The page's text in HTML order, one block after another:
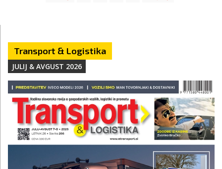
Transport & Logistika
JULIJ & AVGUST 2026